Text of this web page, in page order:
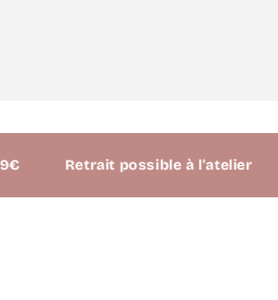
Retrait possible à l'atelier